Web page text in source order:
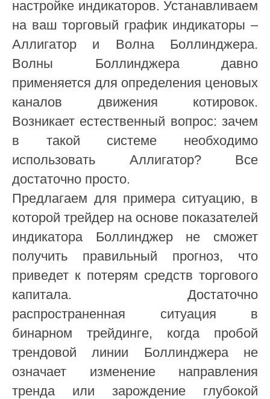
настройке индикаторов. Устанавливаем
на ваш торговый график индикаторы –
Аллигатор и Волна Боллинджера.
Волны Боллинджера давно
применяется для определения ценовых
каналов движения котировок.
Возникает естественный вопрос: зачем
в такой системе необходимо
использовать Аллигатор? Все
достаточно просто.
Предлагаем для примера ситуацию, в
которой трейдер на основе показателей
индикатора Боллинджер не сможет
получить правильный прогноз, что
приведет к потерям средств торгового
капитала. Достаточно
распространенная ситуация в
бинарном трейдинге, когда пробой
трендовой линии Боллинджера не
означает изменение направления
тренда или зарождение глубокой